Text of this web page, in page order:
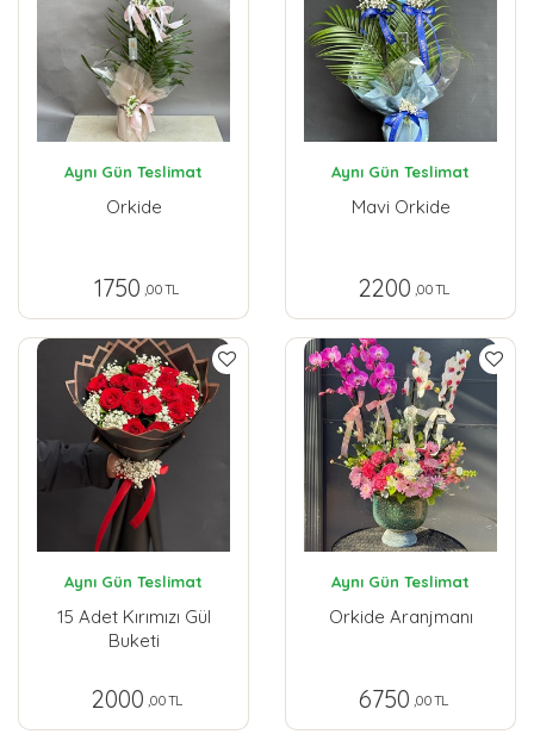
Aynı Gün Teslimat
Orkide
1750 ,00 TL
Aynı Gün Teslimat
Mavi Orkide
2200 ,00 TL
Aynı Gün Teslimat
15 Adet Kırımızı Gül
Buketi
2000 ,00 TL
Aynı Gün Teslimat
Orkide Aranjmanı
6750 ,00 TL